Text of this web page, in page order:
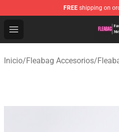
FREE shipping on
Open menu
Fleabag Store - Official
Inicio/Fleabag Accesorios/